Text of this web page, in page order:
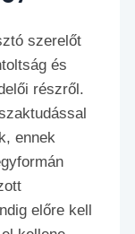
szerelőt
és
részről.
ennek
előre kell